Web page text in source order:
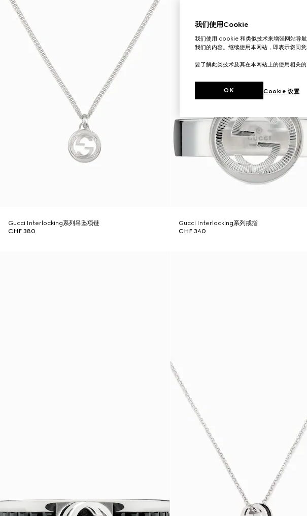
Gucci Interlocking系列吊坠项链
CHF 380
Gucci Interlocking系列戒指
CHF 340
我们使用Cookie
我们使用 cookie 和类似技术来增强网站导
我们的内容。继续使用本网站，即表示您同意
要了解此类技术及其在本网站上的使用相关
Cookie 设置
OK